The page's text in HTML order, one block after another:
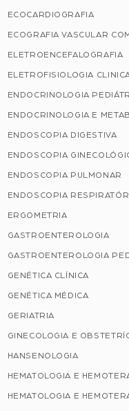
ECOCARDIOGRAFIA
ECOGRAFIA VASCULAR
ELETROENCEFALOGRAFIA
ELETROFISIOLOGIA
ENDOCRINOLOGIA
ENDOCRINOLOGIA E
ENDOSCOPIA DIGESTIVA
ENDOSCOPIA
ENDOSCOPIA PULMONAR
ENDOSCOPIA
ERGOMETRIA
GASTROENTEROLOGIA
GASTROENTEROLOGIA
GENÉTICA CLÍNICA
GENÉTICA MÉDICA
GERIATRIA
GINECOLOGIA E
HANSENOLOGIA
HEMATOLOGIA E
HEMATOLOGIA E